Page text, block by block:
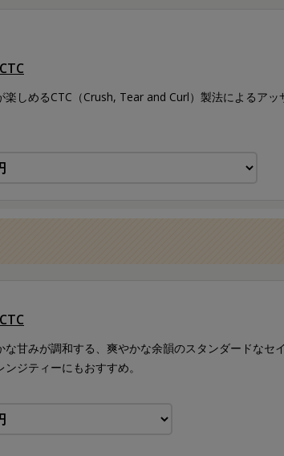
楽しめるCTC（Crush, Tear and Curl）製法によるア
な甘みが調和する、爽やかな余韻のスタンダードなセ
ジティーにもおすすめ。